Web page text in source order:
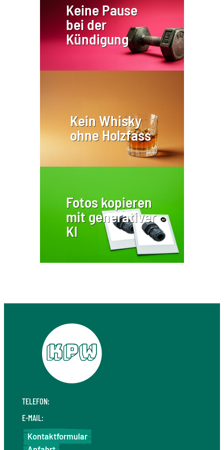
Keine Pause
bei der
Kündigung
Kein Whisky
ohne Holzfass
Fotos kopieren
mit generativer
KI
TELEFON:
E-MAIL:
Kontaktformular